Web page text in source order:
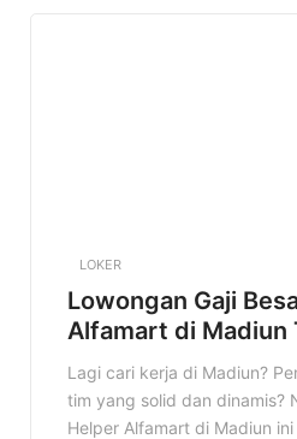
LOKER
Lowongan Gaji
Alfamart di Madiun
Lagi cari kerja di Madiun?
tim yang solid dan dinamis?
Helper Alfamart di Madiun